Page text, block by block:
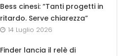
Bess cinesi: “Tanti progetti in
ritardo. Serve chiarezza”
14 Luglio 2026
Finder lancia il relè di